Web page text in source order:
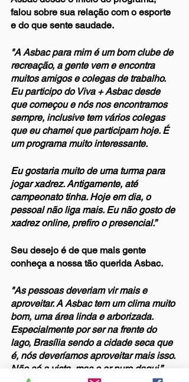
falou sobre sua relação com o esporte
e do que sente saudade.
"A Asbac para mim é um bom clube de
recreação, a gente vem e encontra
muitos amigos e colegas de trabalho.
Eu participo do Viva + Asbac desde
que começou e nós nos encontramos
sempre, inclusive tem vários colegas
que eu chamei que participam hoje. É
um programa muito interessante.
Eu gostaria muito de uma turma para
jogar xadrez. Antigamente, até
campeonato tinha. Hoje em dia, o
pessoal não liga mais. Eu não gosto de
xadrez online, prefiro o presencial.”
Seu desejo é de que mais gente
conheça a nossa tão querida Asbac.
"As pessoas deveriam vir mais e
aproveitar. A Asbac tem um clima muito
bom, uma área linda e arborizada.
Especialmente por ser na frente do
lago, Brasília sendo a cidade seca que
é, nós deveríamos aproveitar mais isso.
Não só a vista, mas o ar puro daqui.”